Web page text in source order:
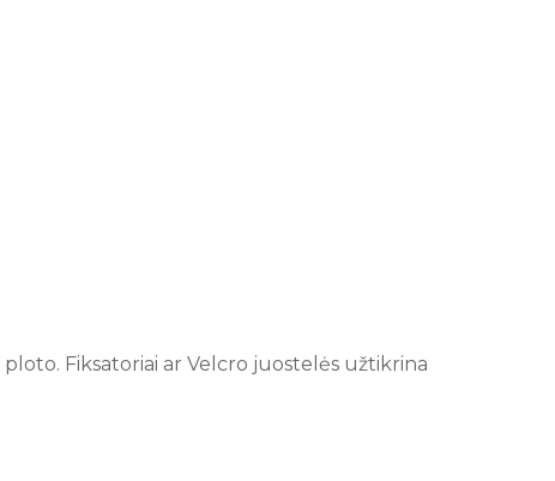
Fiksatoriai ar Velcro juostelės užtikrina